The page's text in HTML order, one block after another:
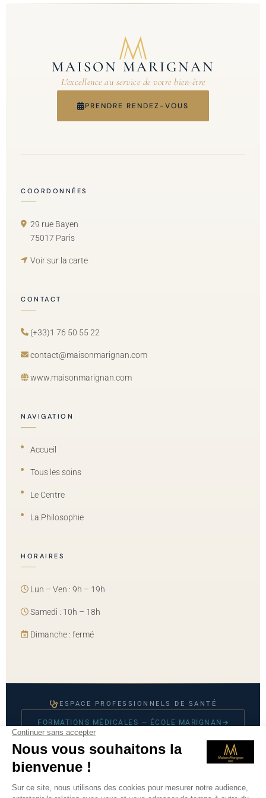
MAISON MARIGNAN
L'excellence au service de votre bien-être
PRENDRE RENDEZ-VOUS
COORDONNÉES
29 rue Bayen
75017 Paris
Voir sur la carte
CONTACT
(+33)1 76 50 55 22
contact@maisonmarignan.com
www.maisonmarignan.com
NAVIGATION
Accueil
Tous les soins
Le Centre
La Philosophie
HORAIRES
Lun – Ven : 9h – 19h
Samedi : 10h – 18h
Dimanche : fermé
ESPACE PROFESSIONNELS DE SANTÉ
FORMATIONS MÉDICALES — ÉCOLE MARIGNAN